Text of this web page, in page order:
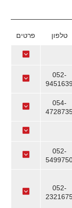
טלפון פרטים
052-
9451639
054-
052-
052-